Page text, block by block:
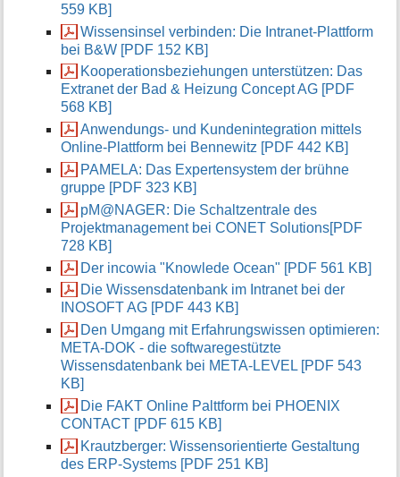
559 KB]
Wissensinsel verbinden: Die Intranet-Plattform
bei B&W [PDF 152 KB]
Kooperationsbeziehungen unterstützen: Das
Extranet der Bad & Heizung Concept AG [PDF
568 KB]
Anwendungs- und Kundenintegration mittels
Online-Plattform bei Bennewitz [PDF 442 KB]
PAMELA: Das Expertensystem der brühne
gruppe [PDF 323 KB]
pM@NAGER: Die Schaltzentrale des
Projektmanagement bei CONET Solutions[PDF
728 KB]
Der incowia "Knowlede Ocean" [PDF 561 KB]
Die Wissensdatenbank im Intranet bei der
INOSOFT AG [PDF 443 KB]
Den Umgang mit Erfahrungswissen optimieren:
META-DOK - die softwaregestützte
Wissensdatenbank bei META-LEVEL [PDF 543
KB]
Die FAKT Online Palttform bei PHOENIX
CONTACT [PDF 615 KB]
Krautzberger: Wissensorientierte Gestaltung
des ERP-Systems [PDF 251 KB]